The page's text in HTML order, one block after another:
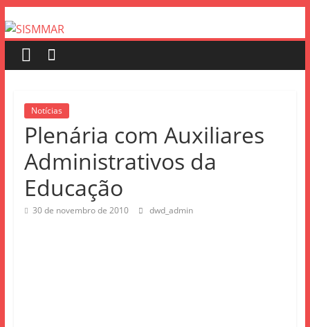
Notícias
Plenária com Auxiliares
Administrativos da
Educação
30 de novembro de 2010 dwd_admin